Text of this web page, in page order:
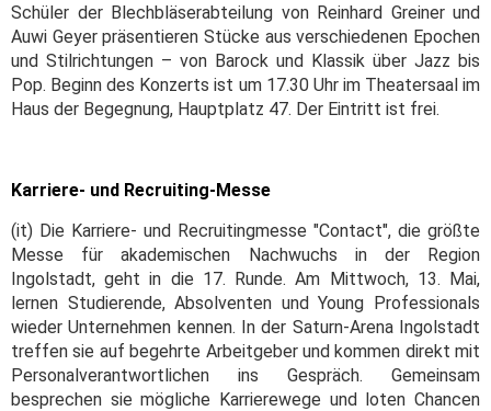
Schüler der Blechbläserabteilung von Reinhard Greiner und
Auwi Geyer präsentieren Stücke aus verschiedenen Epochen
und Stilrichtungen – von Barock und Klassik über Jazz bis
Pop. Beginn des Konzerts ist um 17.30 Uhr im Theatersaal im
Haus der Begegnung, Hauptplatz 47. Der Eintritt ist frei.
Karriere- und Recruiting-Messe
(it) Die Karriere- und Recruitingmesse "Contact", die größte
Messe für akademischen Nachwuchs in der Region
Ingolstadt, geht in die 17. Runde. Am Mittwoch, 13. Mai,
lernen Studierende, Absolventen und Young Professionals
wieder Unternehmen kennen. In der Saturn-Arena Ingolstadt
treffen sie auf begehrte Arbeitgeber und kommen direkt mit
Personalverantwortlichen ins Gespräch. Gemeinsam
besprechen sie mögliche Karrierewege und loten Chancen